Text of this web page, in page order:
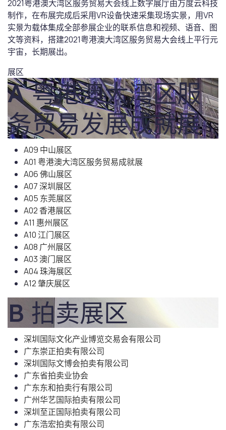
2021粤港澳大湾区服务贸易大会线上数字展厅由万度云科技
制作，在布展完成后采用VR设备快速采集现场实景，用VR
实景为载体集成全部参展企业的联系信息和视频、语音、图
文等资料，搭建2021粤港澳大湾区服务贸易大会线上平行元
宇宙，长期展出。
展区
A 粤港澳大湾区服
务贸易发展成就展
A09 中山展区
A01 粤港澳大湾区服务贸易成就展
A06 佛山展区
A07 深圳展区
A05 东莞展区
A02 香港展区
A11 惠州展区
A10 江门展区
A08 广州展区
A03 澳门展区
A04 珠海展区
A12 肇庆展区
B 拍卖展区
深圳国际文化产业博览交易会有限公司
广东崇正拍卖有限公司
深圳国际文博会拍卖有限公司
广东省拍卖业协会
广东东和拍卖行有限公司
广州华艺国际拍卖有限公司
深圳至正国际拍卖有限公司
广东浩宏拍卖有限公司